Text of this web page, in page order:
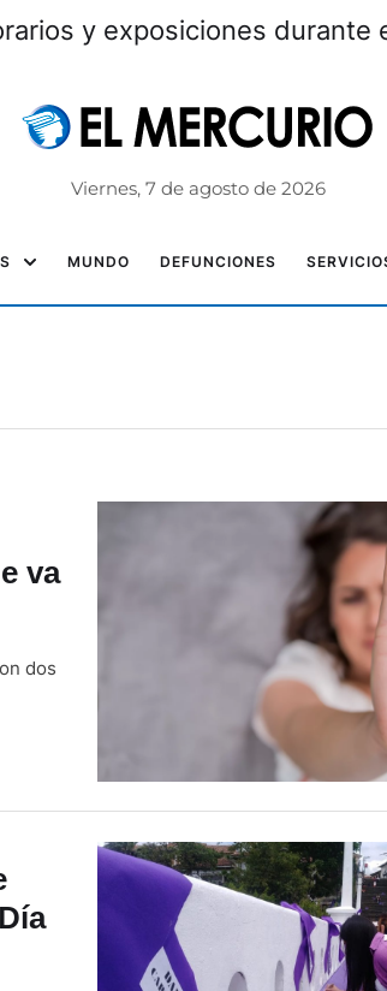
y exposiciones durante
Viernes, 7 de agosto de 2026
MUNDO DEFUNCIONES
va
dos